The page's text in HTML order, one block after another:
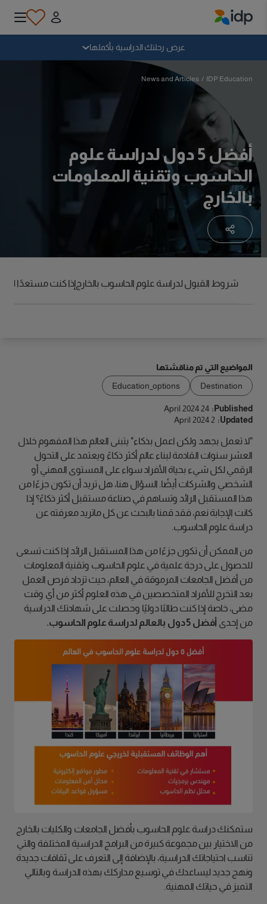
عرض رحلتك الدراسية بأكملها
لماذا الدراسة بالخارج؟
أين وماذا أدرس؟
كيف يمكنني التقديم؟
بعد الحصول على عرض
الاستعداد للمغادرة
سقوط
IDP Education
/
News and Articles
أفضل 5 دول لدراسة علوم
الحاسوب وتقنية المعلومات
بالخارج
شروط القبول لدراسة علوم الحاسوب بالخارجإذا كنت مستعدًا
المواضيع التي تم مناقشتها
Destination
Education_options
Published:
24 April 2024
Updated:
2 April 2024
"لا تعمل بجهد ولكن اعمل بذكاء" يتبنى العالم هذا المفهوم خلال
العشر سنوات القادمة لبناء عالم أكثر ذكاءً ويعتمد على التحول
الرقمي لكل شيء بحياة الأفراد سواء على المستوى المهني أو
الشخصي والشركات أيضًا. السؤال هنا، هل تريد أن تكون جزءًا من
هذا المستقبل الرائد وتساهم في صناعة مستقبل أكثر ذكاءً؟ إذا
كانت الإجابة نعم، فقد قمنا بالبحث عن كل ماتريد معرفته عن
دراسة علوم الحاسوب.
من الممكن أن تكون جزءًا من هذا المستقبل الرائد إذا كنت تسعى
للحصول على درجة علمية في علوم الحاسوب وتقنية المعلومات
من أفضل الجامعات المرموقة في العالم، حيث تزداد فرص العمل
بعد التخرج للأفراد المتخصصين في هذه العلوم أكثر من أي وقت
مضى، خاصة إذا كنت طالبًا دوليًا وحصلت على شهادتك الدراسية
من إحدى أفضل 5 دول بالعالم لدراسة علوم الحاسوب.
ستمكنك دراسة علوم الحاسوب بأفضل الجامعات والكليات بالخارج
من الاختيار بين مجموعة كبيرة من البرامج الدراسية المختلفة والتي
تناسب احتياجاتك الدراسية، بالإضافة إلى التعرف على ثقافات جديدة
ونهج جديد ليساعدك في توسيع مداركك بهذه الدراسة وبالتالي
التميز في حياتك المهنية.